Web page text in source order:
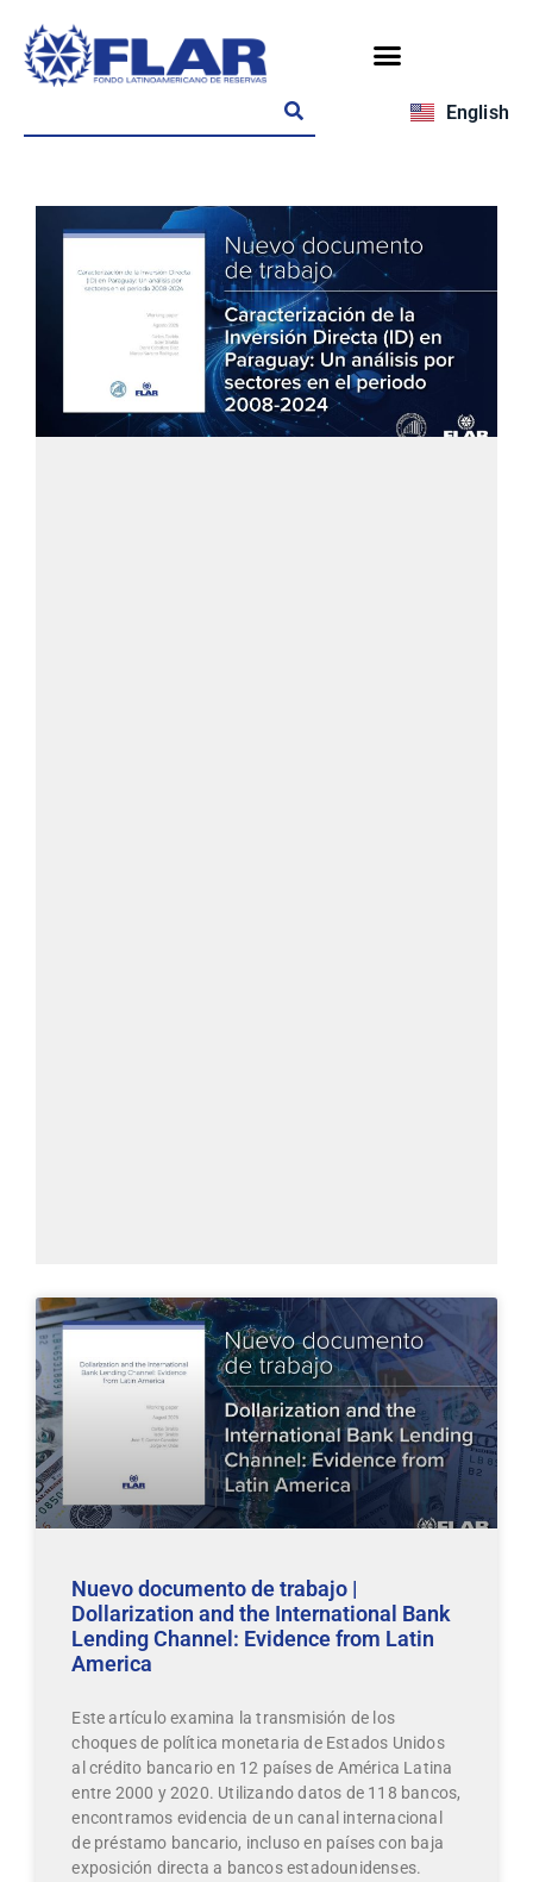
English
Nuevo documento de trabajo |
Dollarization and the International Bank
Lending Channel: Evidence from Latin
America
Este artículo examina la transmisión de los
choques de política monetaria de Estados Unidos
al crédito bancario en 12 países de América Latina
entre 2000 y 2020. Utilizando datos de 118 bancos,
encontramos evidencia de un canal internacional
de préstamo bancario, incluso en países con baja
exposición directa a bancos estadounidenses.